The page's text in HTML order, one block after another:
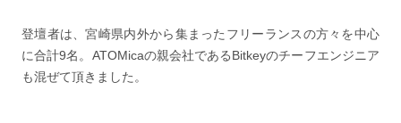
登壇者は、宮崎県内外から集まったフリーランスの方々を中心
に合計9名。ATOMicaの親会社であるBitkeyのチーフエンジニア
も混ぜて頂きました。